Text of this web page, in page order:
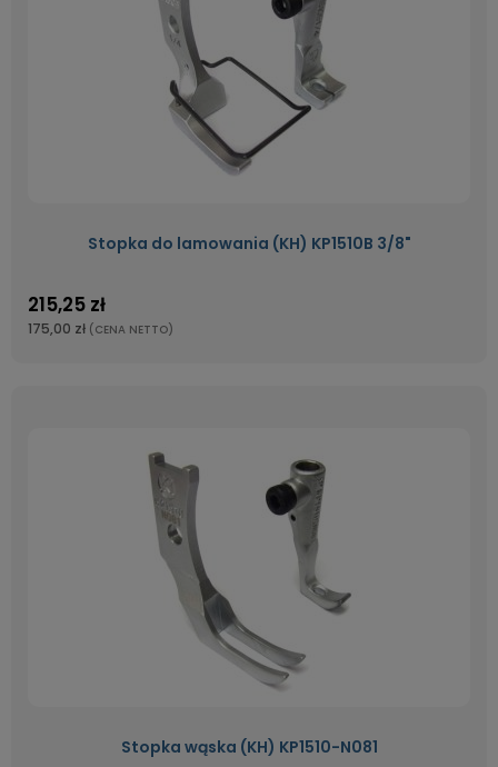
Stopka do lamowania (KH) KP1510B 3/8"
215,25 zł
175,00 zł (CENA NETTO)
Stopka wąska (KH) KP1510-N081